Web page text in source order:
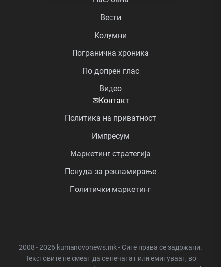
Вести
Колумни
Погранична хроника
По допрен глас
Видео
✉Контакт
Политика на приватност
Импресум
Маркетинг стратегија
Понуда за рекламирање
Политички маркетинг
2008 - 2026 kumanovonews.mk - Сите права се задржани.
Текстовите не смеат да се печатат или емитуваат, во